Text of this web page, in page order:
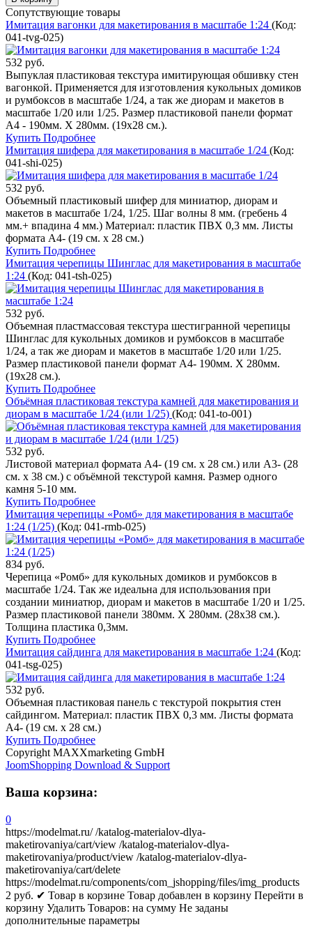
Сопутствующие товары
Имитация вагонки для макетирования в масштабе 1:24 (Код:
041-tvg-025)
532 руб.
Выпуклая пластиковая текстура имитирующая обшивку стен
вагонкой. Применяется для изготовления кукольных домиков
и румбоксов в масштабе 1/24, а так же диорам и макетов в
масштабе 1/20 или 1/25. Размер пластиковой панели формат
А4 - 190мм. Х 280мм. (19х28 см.).
Купить Подробнее
Имитация шифера для макетирования в масштабе 1/24 (Код:
041-shi-025)
532 руб.
Объемный пластиковый шифер для миниатюр, диорам и
макетов в масштабе 1/24, 1/25. Шаг волны 8 мм. (гребень 4
мм.+ впадина 4 мм.) Материал: пластик ПВХ 0,3 мм. Листы
формата А4- (19 см. х 28 см.)
Купить Подробнее
Имитация черепицы Шинглас для макетирования в масштабе
1:24 (Код: 041-tsh-025)
532 руб.
Объемная пластмассовая текстура шестигранной черепицы
Шинглас для кукольных домиков и румбоксов в масштабе
1/24, а так же диорам и макетов в масштабе 1/20 или 1/25.
Размер пластиковой панели формат А4- 190мм. Х 280мм.
(19х28 см.).
Купить Подробнее
Объёмная пластиковая текстура камней для макетирования и
диорам в масштабе 1/24 (или 1/25) (Код: 041-to-001)
532 руб.
Листовой материал формата А4- (19 см. х 28 см.) или А3- (28
см. х 38 см.) с объёмной текстурой камня. Размер одного
камня 5-10 мм.
Купить Подробнее
Имитация черепицы «Ромб» для макетирования в масштабе
1:24 (1/25) (Код: 041-rmb-025)
834 руб.
Черепица «Ромб» для кукольных домиков и румбоксов в
масштабе 1/24. Так же идеальна для использования при
создании миниатюр, диорам и макетов в масштабе 1/20 и 1/25.
Размер пластиковой панели 380мм. Х 280мм. (28х38 см.).
Толщина пластика 0,3мм.
Купить Подробнее
Имитация сайдинга для макетирования в масштабе 1:24 (Код:
041-tsg-025)
532 руб.
Объемная пластиковая панель с текстурой покрытия стен
сайдингом. Материал: пластик ПВХ 0,3 мм. Листы формата
А4- (19 см. х 28 см.)
Купить Подробнее
Copyright MAXXmarketing GmbH
JoomShopping Download & Support
Ваша корзина:
0
https://modelmat.ru/ /katalog-materialov-dlya-
maketirovaniya/cart/view /katalog-materialov-dlya-
maketirovaniya/product/view /katalog-materialov-dlya-
maketirovaniya/cart/delete
https://modelmat.ru/components/com_jshopping/files/img_products
2 руб. ✔ Товар в корзине Товар добавлен в корзину Перейти в
корзину Удалить Товаров: на сумму Не заданы
дополнительные параметры